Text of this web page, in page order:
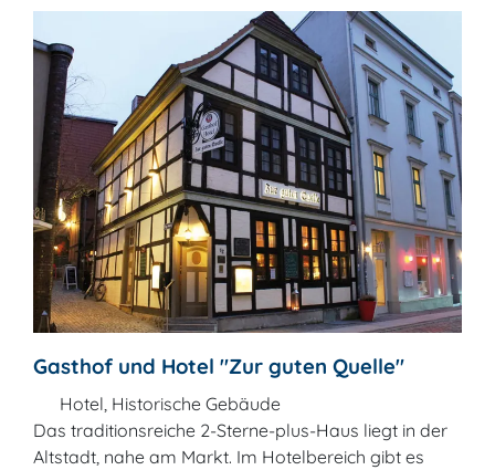
Gasthof und Hotel "Zur guten Quelle"
Hotel, Historische Gebäude
Das traditionsreiche 2-Sterne-plus-Haus liegt in der
Altstadt, nahe am Markt. Im Hotelbereich gibt es